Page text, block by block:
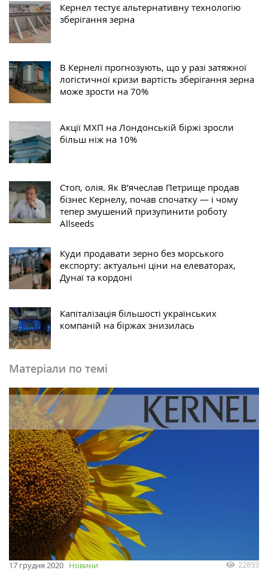
Кернел тестує альтернативну технологію
зберігання зерна
В Кернелі прогнозують, що у разі затяжної
логістичної кризи вартість зберігання зерна
може зрости на 70%
Акції МХП на Лондонській біржі зросли
більш ніж на 10%
Стоп, олія. Як В’ячеслав Петрище продав
бізнес Кернелу, почав спочатку — і чому
тепер змушений призупинити роботу
Allseeds
Куди продавати зерно без морського
експорту: актуальні ціни на елеваторах,
Дунаї та кордоні
Капіталізація більшості українських
компаній на біржах знизилась
Матеріали по темі
17 грудня 2020 Новини 22893